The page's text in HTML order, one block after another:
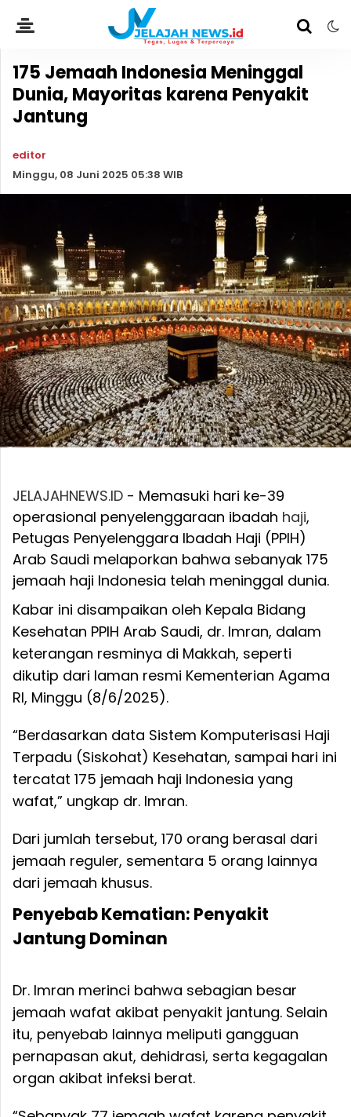
175 Jemaah Indonesia Meninggal
Dunia, Mayoritas karena Penyakit
Jantung
editor
Minggu, 08 Juni 2025 05:38 WIB
JELAJAHNEWS.ID - Memasuki hari ke-39
operasional penyelenggaraan ibadah haji,
Petugas Penyelenggara Ibadah Haji (PPIH)
Arab Saudi melaporkan bahwa sebanyak 175
jemaah haji Indonesia telah meninggal dunia.
Kabar ini disampaikan oleh Kepala Bidang
Kesehatan PPIH Arab Saudi, dr. Imran, dalam
keterangan resminya di Makkah, seperti
dikutip dari laman resmi Kementerian Agama
RI, Minggu (8/6/2025).
“Berdasarkan data Sistem Komputerisasi Haji
Terpadu (Siskohat) Kesehatan, sampai hari ini
tercatat 175 jemaah haji Indonesia yang
wafat,” ungkap dr. Imran.
Dari jumlah tersebut, 170 orang berasal dari
jemaah reguler, sementara 5 orang lainnya
dari jemaah khusus.
Penyebab Kematian: Penyakit
Jantung Dominan
Dr. Imran merinci bahwa sebagian besar
jemaah wafat akibat penyakit jantung. Selain
itu, penyebab lainnya meliputi gangguan
pernapasan akut, dehidrasi, serta kegagalan
organ akibat infeksi berat.